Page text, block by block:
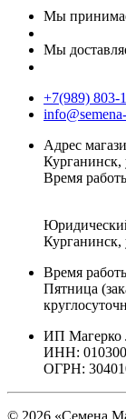
Мы
Мы
+7(989) 803-
Адрес
Курганинск,
Время
Курганинск,
Время
Пятница
ИП Магерко
ИНН:
ОГРН:
© 2026 «Семена